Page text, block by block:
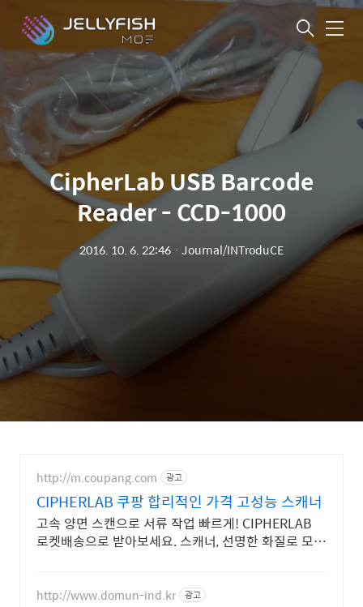
메
CipherLab USB Barcode
Reader - CCD-1000
2016. 10. 6. 22:46 ㆍ Journal/INTroduCE
http://m.coupang.com 광고
CIPHERLAB 쿠팡 합리적인 가격 고성능 스캐너
고속 양면 스캔으로 서류 작업 빠르게! CIPHERLAB
로켓배송으로 받아보세요. 스캐너, 선명한 화질로 모든
http://www.domun-ind.kr 광고